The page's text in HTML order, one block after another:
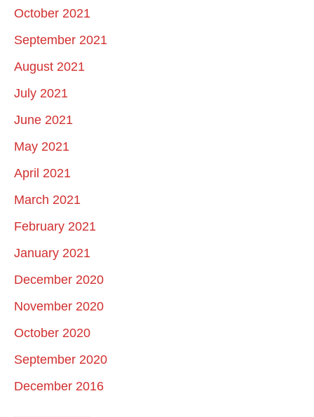
October 2021
September 2021
August 2021
July 2021
June 2021
May 2021
April 2021
March 2021
February 2021
January 2021
December 2020
November 2020
October 2020
September 2020
December 2016